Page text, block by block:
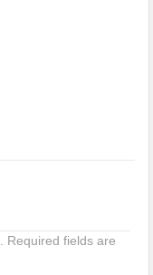
Required fields are